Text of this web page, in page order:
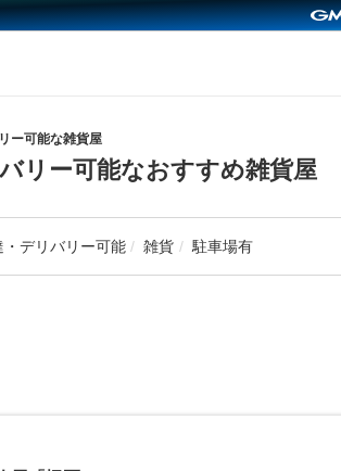
ー可能な雑貨屋
リー可能なおすすめ雑貨屋
デリバリー可能 雑貨 駐車場有